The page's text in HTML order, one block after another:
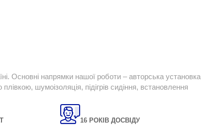
Основні напрямки нашої роботи – авторська установка
шумоізоляція, підігрів сидіння, встановлення
16 РОКІВ ДОСВІДУ